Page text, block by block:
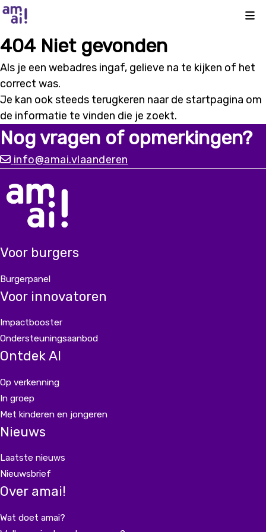
404 Niet gevonden
Als je een webadres ingaf, gelieve na te kijken of het
correct was.
Je kan ook steeds terugkeren naar de startpagina om
de informatie te vinden die je zoekt.
Nog vragen of opmerkingen?
info@amai.vlaanderen
Voor burgers
Burgerpanel
Voor innovatoren
Impactbooster
Ondersteuningsaanbod
Ontdek AI
Op verkenning
In groep
Met kinderen en jongeren
Nieuws
Laatste nieuws
Nieuwsbrief
Over amai!
Wat doet amai?